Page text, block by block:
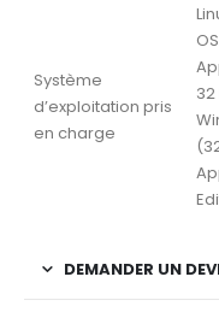
Système
d’exploitation pris
en charge
DEMANDER UN